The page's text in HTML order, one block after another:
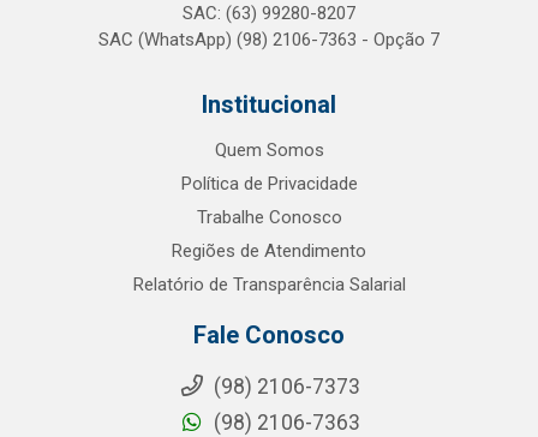
SAC: (63) 99280-8207
SAC (WhatsApp) (98) 2106-7363 - Opção 7
Institucional
Quem Somos
Política de Privacidade
Trabalhe Conosco
Regiões de Atendimento
Relatório de Transparência Salarial
Fale Conosco
(98) 2106-7373
(98) 2106-7363